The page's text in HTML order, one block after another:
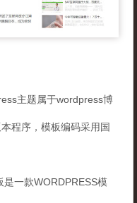
主题属于wordpress博
程序，模板编码采用国
一款WORDPRESS模